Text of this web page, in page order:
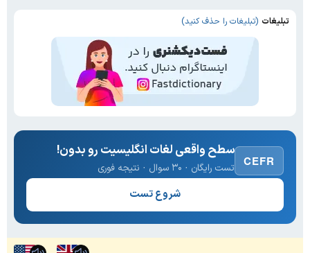
تبلیغات (تبلیغات را حذف کنید)
CEFR
سطح واقعی لغات انگلیسیت رو بدون!
تست رایگان · ۳۰ سوال · نتیجه فوری
شروع تست